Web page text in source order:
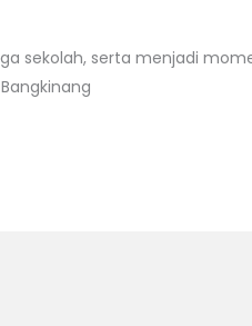
sekolah, serta menjadi